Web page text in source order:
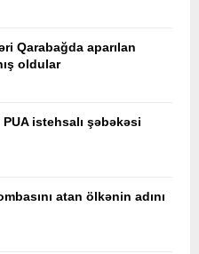
Qarabağda aparılan
oldular
istehsalı şəbəkəsi
atan ölkənin adını